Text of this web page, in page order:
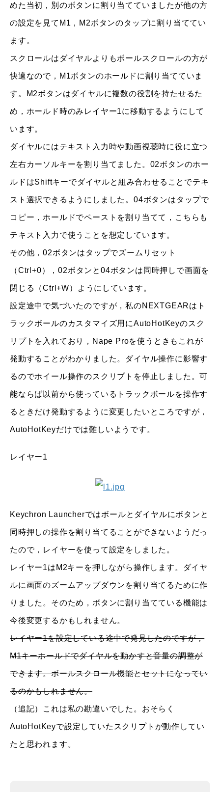
めた当初，別のボタンに割り当てていましたが他の方
の設定を見てM1，M2ボタンのタップに割り当ててい
ます。
スクロールはダイヤルよりもボールスクロールの方が
快適なので，M1ボタンのホールドに割り当てていま
す。M2ボタンはダイヤルに複数の役割を持たせるた
め，ホールド時のみレイヤー1に移動するようにして
います。
ダイヤルにはテキスト入力時や動画視聴時に役に立つ
左右カーソルキーを割り当てました。02ボタンのホー
ルドはShiftキーでダイヤルと組み合わせることでテキ
スト選択できるようにしました。04ボタンはタップで
コピー，ホールドでペーストを割り当てて，こちらも
テキスト入力で使うことを想定しています。
その他，02ボタンはタップでズームリセット
（Ctrl+0），02ボタンと04ボタンは同時押しで画面を
閉じる（Ctrl+W）ようにしています。
設定途中で気づいたのですが，私のNEXTGEARはト
ラックボールのカスタマイズ用にAutoHotKeyのスク
リプトを入れており，Nape Proを使うときもこれが
発動することがわかりました。ダイヤル操作に影響す
るのでホイール操作のスクリプトを停止しました。可
能ならば以前から使っているトラックボールを操作す
るときだけ発動するように変更したいところですが，
AutoHotKeyだけでは難しいようです。
レイヤー1
Keychron Launcherではボールとダイヤルにボタンと
同時押しの操作を割り当てることができないようだっ
たので，レイヤーを使って設定をしました。
レイヤー1はM2キーを押しながら操作します。ダイヤ
ルに画面のズームアップダウンを割り当てるために作
りました。そのため，ボタンに割り当てている機能は
今後変更するかもしれません。
レイヤー1を設定している途中で発見したのですが，
M1キーホールドでダイヤルを動かすと音量の調整が
できます。ボールスクロール機能とセットになってい
るのかもしれません。
（追記）これは私の勘違いでした。おそらく
AutoHotKeyで設定していたスクリプトが動作してい
たと思われます。